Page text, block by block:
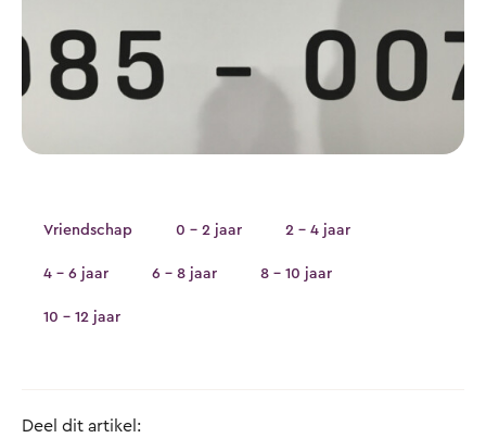
Vriendschap 0 - 2 jaar 2 - 4 jaar
4 - 6 jaar 6 - 8 jaar 8 - 10 jaar
10 - 12 jaar
Deel dit artikel: